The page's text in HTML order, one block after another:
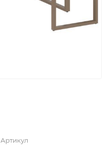
Артикул